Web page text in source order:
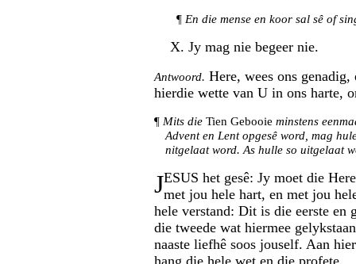
¶ En die mense en koor sal sê of
X. Jy mag nie begeer nie.
Antwoord. Here, wees ons
hierdie wette van U in ons harte,
¶ Mits die Tien Gebooie minstens
Advent en Lent opgesê word, mag
nitgelaat word. As hulle so uitgelaat
JESUS het gesê: Jy moet die
met jou hele hart, en met jou
hele verstand: Dit is die eerste en
die tweede wat hiermee
naaste liefhê soos jouself. Aan
hang die hele wet en die profete.